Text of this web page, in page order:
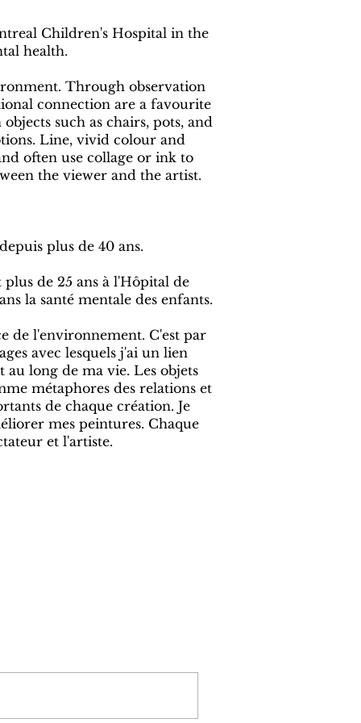
Children's Hospital in the
health.
Through observation
connection are a favourite
such as chairs, pots, and
Line, vivid colour and
often use collage or ink to
the viewer and the artist.
plus de 40 ans.
de 25 ans à l'Hôpital de
la santé mentale des enfants.
de l'environnement. C'est par
avec lesquels j'ai un lien
long de ma vie. Les objets
métaphores des relations et
de chaque création. Je
mes peintures. Chaque
et l'artiste.